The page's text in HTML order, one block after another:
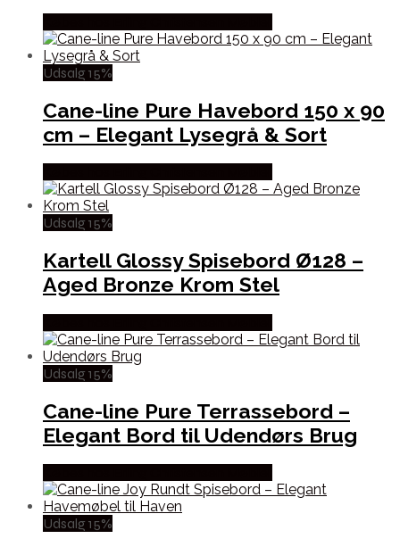
Udsalg 15%
Cane-line Pure Havebord 150 x 90
cm – Elegant Lysegrå & Sort
Udsalg 15%
Kartell Glossy Spisebord Ø128 –
Aged Bronze Krom Stel
Udsalg 15%
Cane-line Pure Terrassebord –
Elegant Bord til Udendørs Brug
Udsalg 15%